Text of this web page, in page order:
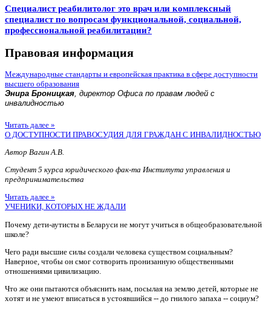
Специалист реабилитолог это врач или комплексный
специалист по вопросам функциональной, социальной,
профессиональной реабилитации?
Правовая информация
Международные стандарты и европейская практика в сфере доступности
высшего образования
Энира Броницкая, директор Офиса по правам людей с
инвалидностью
Читать далее »
О ДОСТУПНОСТИ ПРАВОСУДИЯ ДЛЯ ГРАЖДАН С ИНВАЛИДНОСТЬЮ
Автор Вагин А.В.
Студент 5 курса юридического фак-та Института управления и
предпринимательства
Читать далее »
УЧЕНИКИ, КОТОРЫХ НЕ ЖДАЛИ
Почему дети-аутисты в Беларуси не могут учиться в общеобразовательной
школе?
Чего ради высшие силы создали человека существом социальным?
Наверное, чтобы он смог сотворить пронизанную общественными
отношениями цивилизацию.
Что же они пытаются объяснить нам, посылая на землю детей, которые не
хотят и не умеют вписаться в устоявшийся -- до гнилого запаха -- социум?